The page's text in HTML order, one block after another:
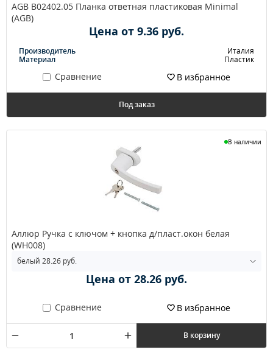
AGB B02402.05 Планка ответная пластиковая Minimal
(AGB)
Цена от 9.36 руб.
Производитель
Италия
Материал
Пластик
Сравнение В избранное
Под заказ
В наличии
Аллюр Ручка с ключом + кнопка д/пласт.окон белая
(WH008)
Цена от 28.26 руб.
Сравнение В избранное
В корзину